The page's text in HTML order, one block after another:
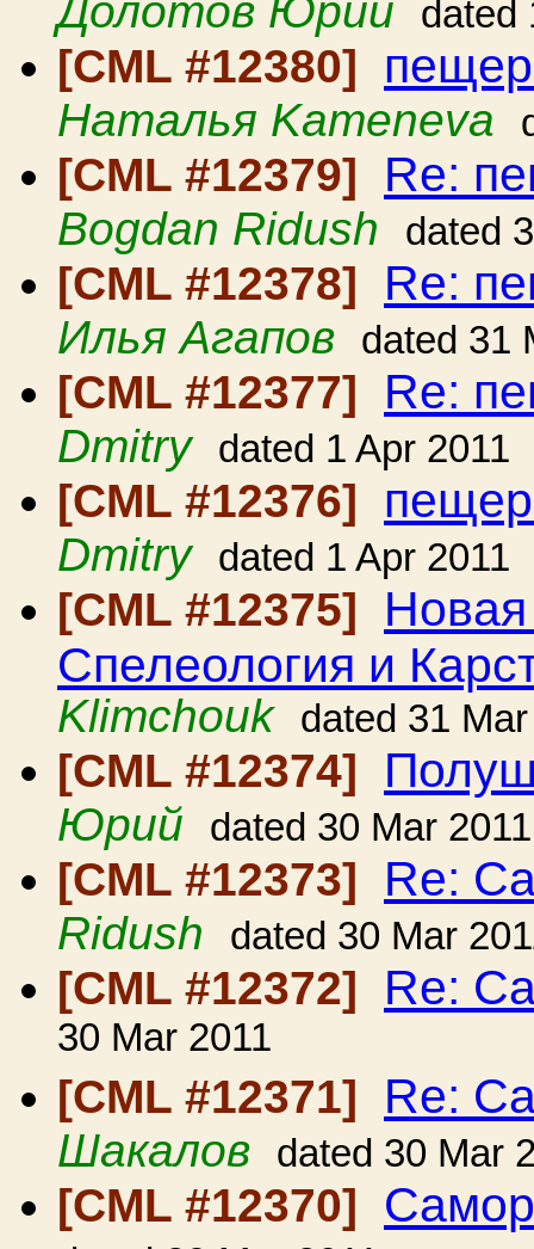
Долотов Юрий dated
[CML #12380]
Наталья Kameneva
[CML #12379] Re:
Bogdan Ridush dated
[CML #12378] Re:
Илья Агапов dated 31
[CML #12377] Re:
Dmitry dated 1 Apr 2011
[CML #12376]
Dmitry dated 1 Apr 2011
[CML #12375]
Спелеология и
Klimchouk
dated 31
[CML #12374]
Юрий dated 30 Mar 2011
[CML #12373] Re:
Ridush dated 30 Mar
[CML #12372] Re:
30 Mar 2011
[CML #12371]
Re:
Шакалов dated 30 Mar
[CML #12370]